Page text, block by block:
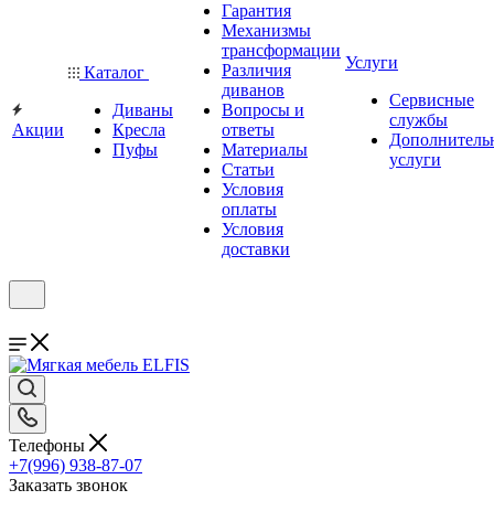
Акции
Каталог
Диваны
Кресла
Пуфы
Гарантия
Механизмы
трансформации
Различия
диванов
Вопросы и
ответы
Материалы
Статьи
Условия
оплаты
Условия
доставки
Услуги
Сервисные
службы
услуги
Телефоны
+7(996) 938-87-07
Заказать звонок